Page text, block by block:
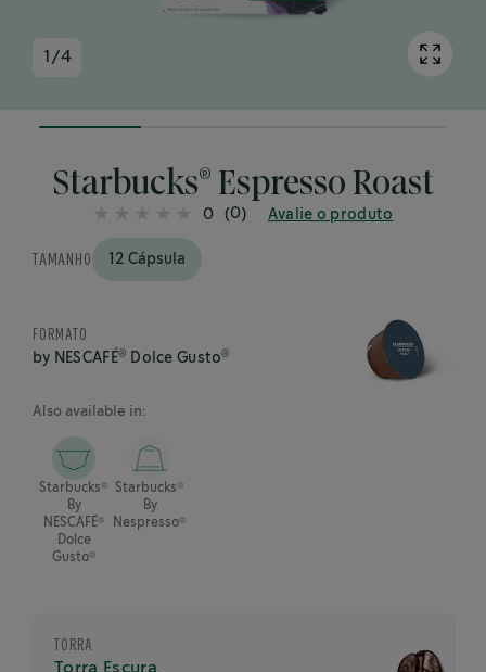
1 /4
25%
Starbucks® Espresso Roast
TAMANHO 12 Cápsula
0 (0) Avalie o produto
FORMATO
by NESCAFÉ® Dolce Gusto®
Also available in:
Starbucks®
By
NESCAFÉ®
Dolce
Gusto®
Starbucks®
By
Nespresso®
TORRA
Torra Escura